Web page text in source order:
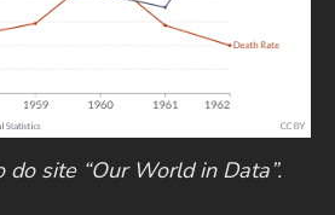
do site “Our World in Data”.